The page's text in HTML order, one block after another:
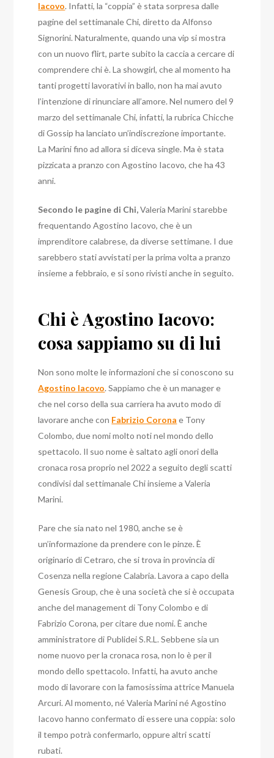
Iacovo. Infatti, la “coppia” è stata sorpresa dalle
pagine del settimanale Chi, diretto da Alfonso
Signorini. Naturalmente, quando una vip si mostra
con un nuovo flirt, parte subito la caccia a cercare di
comprendere chi è.La showgirl, che al momento ha
tanti progetti lavorativi in ballo, non ha mai avuto
l’intenzione di rinunciare all’amore. Nel numero del 9
marzo del settimanale Chi, infatti, la rubrica Chicche
di Gossip ha lanciato un’indiscrezione importante.
La Marini fino ad allora si diceva single. Ma è stata
pizzicata a pranzo con Agostino Iacovo, che ha 43
anni.
Secondo le pagine di Chi,Valeria Marini starebbe
frequentando Agostino Iacovo, che è un
imprenditore calabrese, da diverse settimane. I due
sarebbero stati avvistati per la prima volta a pranzo
insieme a febbraio, e si sono rivisti anche in seguito.
Chi è Agostino Iacovo:
cosa sappiamo su di lui
Non sono molte le informazioni che si conoscono su
Agostino Iacovo. Sappiamo che è un manager e
che nel corso della sua carriera ha avuto modo di
lavorare anche con Fabrizio Corona e Tony
Colombo, due nomi molto noti nel mondo dello
spettacolo. Il suo nome è saltato agli onori della
cronaca rosa proprio nel 2022 a seguito degli scatti
condivisi dal settimanale Chi insieme a Valeria
Marini.
Pare che sia nato nel 1980, anche se è
un’informazione da prendere con le pinze. È
originario di Cetraro, che si trova in provincia di
Cosenza nella regione Calabria. Lavora a capo della
Genesis Group, che è una società che si è occupata
anche del management di Tony Colombo e di
Fabrizio Corona, per citare due nomi.È anche
amministratore di Publidei S.R.L.Sebbene sia un
nome nuovo per la cronaca rosa, non lo è per il
mondo dello spettacolo. Infatti, ha avuto anche
modo di lavorare con la famosissima attrice Manuela
Arcuri. Al momento, né Valeria Marini né Agostino
Iacovo hanno confermato di essere una coppia: solo
il tempo potrà confermarlo, oppure altri scatti
rubati.